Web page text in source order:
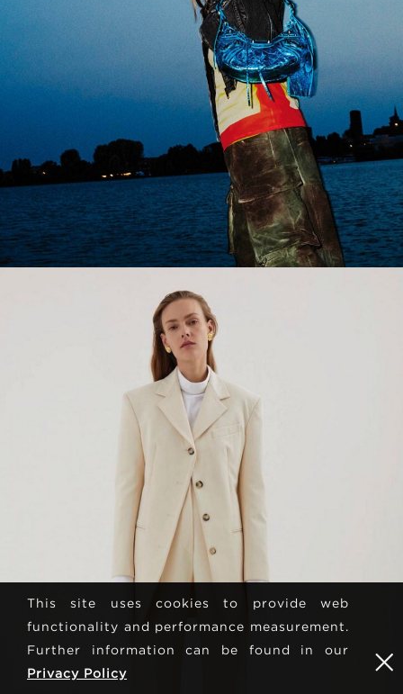
This site uses cookies to provide web
functionality and performance measurement.
Further information can be found in our
Privacy Policy